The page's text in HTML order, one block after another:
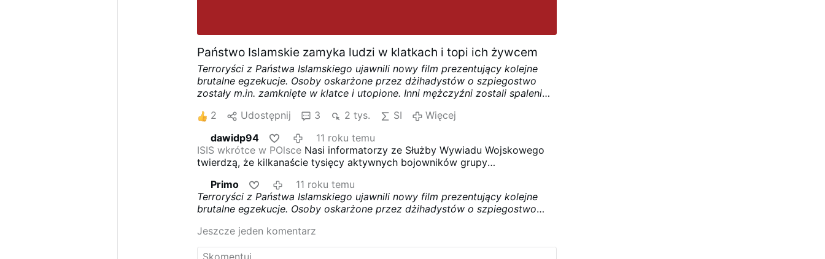
Państwo Islamskie zamyka ludzi w klatkach i topi ich żywcem
Terroryści z Państwa Islamskiego ujawnili nowy film prezentujący kolejne
brutalne egzekucje. Osoby oskarżone przez dżihadystów o szpiegostwo
zostały m.in. zamknięte w klatce i utopione. Inni mężczyźni zostali spaleni
krwawych egzekucji Islamskiego Państwa jest tak szokujące, że zachodnie
pomarańczowe, więzienne kombinezony. Najprawdopodobniej były to osoby
pojmanie za działalność przeciwko „kalifatowi”. Część skazanych została
umieszczona w metalowej klatce, która została następnie zanurzona w
basenie. Pod powierzchnią wody umieszczono kamery, które nagrywały
beznadziejną walkę o życie i samą śmierć. Rejestrowane były także
wszystkie dźwięki. Na samym końcu terroryści prezentują pokryte pianą
ciała zamordowanych. To samo nagranie dokumentuje inną egzekucję.
Islamscy terroryści zamykają w samochodzie kolejnych „szpiegów”. Pojazd
zostaje ostrzelany z granatnika …
2 Udostępnij 3 2 tys. SI
Więcej
dawidp94
11 roku temu
ISIS wkrótce w POlsce Nasi informatorzy ze Służby Wywiadu Wojskowego
twierdzą, że kilkanaście tysięcy aktywnych bojowników grupy
Afryki. Operacja wojskowa dotyczy nie tylko naszego kraju, ale również
sąsiadów zachodnich.
Primo
11 roku temu
Terroryści z Państwa Islamskiego ujawnili nowy film prezentujący kolejne
brutalne egzekucje. Osoby oskarżone przez dżihadystów o szpiegostwo
żywcem bądź rozerwani materiałami wybuchowymi.
Jeszcze jeden komentarz